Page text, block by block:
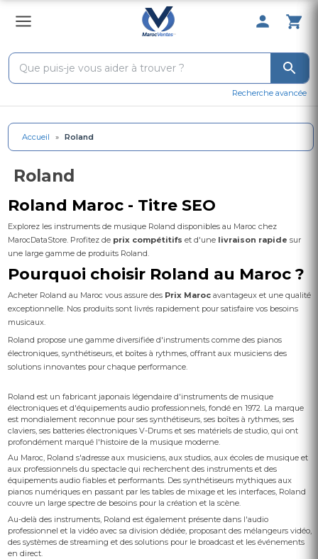
0 Produit
Recherche avancée
Accueil » Roland
Roland
Roland Maroc - Titre SEO
Explorez les instruments de musique Roland disponibles au Maroc chez
MarocDataStore. Profitez de prix compétitifs et d'une livraison rapide sur
une large gamme de produits Roland.
Pourquoi choisir Roland au Maroc ?
Acheter Roland au Maroc vous assure des Prix Maroc avantageux et une qualité
exceptionnelle. Nos produits sont livrés rapidement pour satisfaire vos besoins
musicaux.
Roland propose une gamme diversifiée d'instruments comme des pianos
électroniques, synthétiseurs, et boîtes à rythmes, offrant aux musiciens des
solutions innovantes pour chaque performance.
Roland est un fabricant japonais légendaire d'instruments de musique
électroniques et d'équipements audio professionnels, fondé en 1972. La marque
est mondialement reconnue pour ses synthétiseurs, ses boîtes à rythmes, ses
claviers, ses batteries électroniques V-Drums et ses matériels de studio, qui ont
profondément marqué l'histoire de la musique moderne.
Au Maroc, Roland s'adresse aux musiciens, aux studios, aux écoles de musique et
aux professionnels du spectacle qui recherchent des instruments et des
équipements audio fiables et performants. Des synthétiseurs mythiques aux
pianos numériques en passant par les tables de mixage et les interfaces, Roland
couvre un large spectre de besoins pour la création et la scène.
Au-delà des instruments, Roland est également présente dans l'audio
professionnel et la vidéo avec sa division dédiée, proposant des mélangeurs vidéo,
des systèmes de streaming et des solutions pour le broadcast et les événements
en direct.